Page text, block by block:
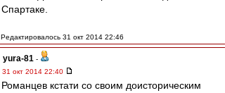
Спартаке.
Редактировалось 31 окт 2014 22:46
yura-81 -
31 окт 2014 22:40
Романцев кстати со своим доисторическим